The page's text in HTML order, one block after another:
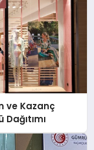
ve Kazanç
Dağıtımı